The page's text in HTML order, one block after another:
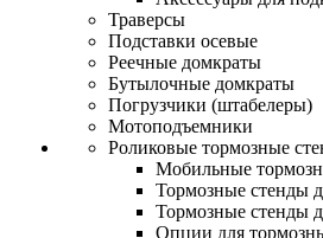
Траверсы
Подставки осевые
Реечные домкраты
Бутылочные домкраты
Погрузчики (штабелеры)
Мотоподъемники
Роликовые тормозные
Мобильные
Тормозные стенды
Тормозные стенды
Опции для